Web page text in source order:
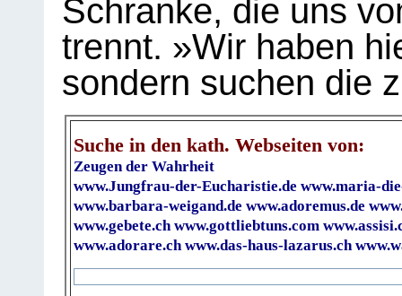
Schranke, die uns
trennt. »Wir haben
sondern suchen die
Suche in den kath. Webseiten von:
Zeugen der Wahrheit
www.Jungfrau-der-Eucharistie.de www.maria-
www.barbara-weigand.de www.adoremus.de
www.gebete.ch www.gottliebtuns.com
www.adorare.ch www.das-haus-lazarus.ch